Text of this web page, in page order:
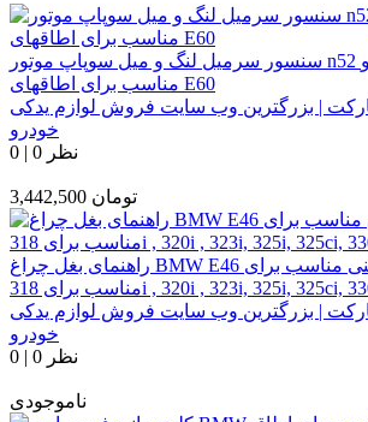
سنسور سرمیل لنگ و میل سوپاپ موتور n52 بی ام و BMW
مناسب برای اطاقهای E60
| بزرگترین وب سایت فروش لوازم یدکی
خودرو
0 | 0 نظر
3,442,500 تومان
راهنمای بغل چراغ BMW E46 نارنجی رنگ چینی مناسب برای
| بزرگترین وب سایت فروش لوازم یدکی
خودرو
0 | 0 نظر
ناموجودی